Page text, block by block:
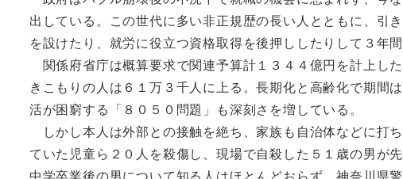
出している。この世代に多い非正規歴の長い人とともに、引
を設けたり、就労に役立つ資格取得を後押ししたりして３年
関係府省庁は概算要求で関連予算計１３４４億円を計上し
きこもりの人は６１万３千人に上る。長期化と高齢化で期間
活が困窮する「８０５０問題」も深刻さを増している。
しかし本人は外部との接触を絶ち、家族も自治体などに打
ていた児童ら２０人を殺傷し、現場で自殺した５１歳の男が